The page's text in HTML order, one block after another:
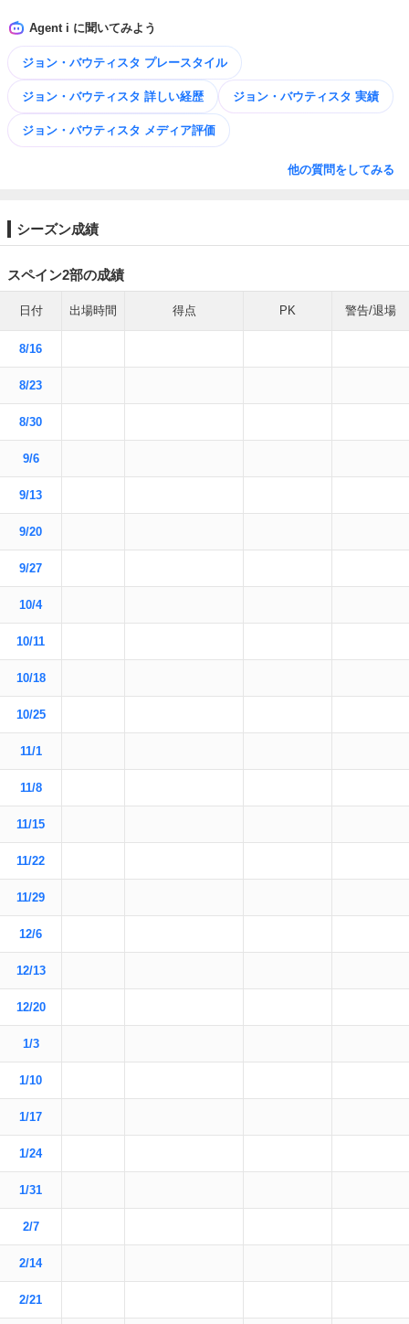
Agent i に聞いてみよう
ジョン・バウティスタ プレースタイル
ジョン・バウティスタ 詳しい経歴 ジョン・バウティスタ 実績
ジョン・バウティスタ メディア評価
他の質問をしてみる
シーズン成績
スペイン2部の成績
日付 出場時間 得点 PK 警告/退場
8/16
8/23
8/30
9/6
9/13
9/20
9/27
10/4
10/11
10/18
10/25
11/1
11/8
11/15
11/22
11/29
12/6
12/13
12/20
1/3
1/10
1/17
1/24
1/31
2/7
2/14
2/21